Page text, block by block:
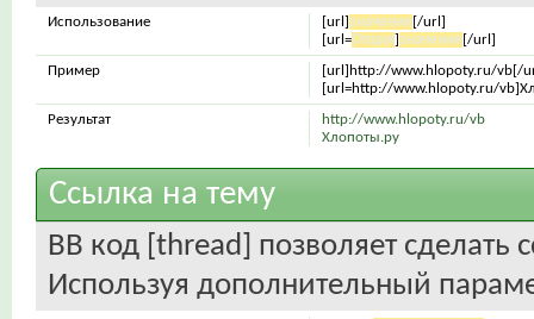
[url]значение [/url]
[url=Опция]значение [/url]
Использование
[url]http://www.hlopoty.ru/vb[/
[url=http://www.hlopoty.ru/
Пример
http://www.hlopoty.ru/vb
Хлопоты.ру
Результат
Ссылка на тему
BB код [thread] позволяет сделать
Используя дополнительный